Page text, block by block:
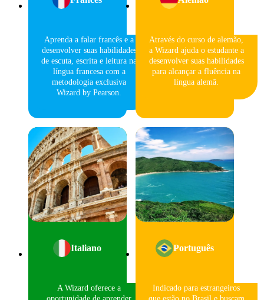
Aprenda a falar francês e a
desenvolver suas habilidades
de escuta, escrita e leitura na
língua francesa com a
metodologia exclusiva
Wizard by Pearson.
Através do curso de alemão,
a Wizard ajuda o estudante a
desenvolver suas habilidades
para alcançar a fluência na
língua alemã.
Italiano
A Wizard oferece a
Português
Indicado para estrangeiros